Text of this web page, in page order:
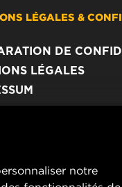
LÉGALES &
DE
LÉGALES
notre